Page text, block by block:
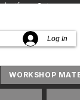
en Suisse
Log In
WORKSHOP